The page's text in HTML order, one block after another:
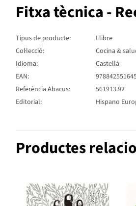
Fitxa tècnica -
Tipus de producte:
Llibre
Col·lecció:
Cocina &
Idioma:
Castellà
EAN:
Referència Abacus:
561913.92
Editorial:
Hispano
Productes